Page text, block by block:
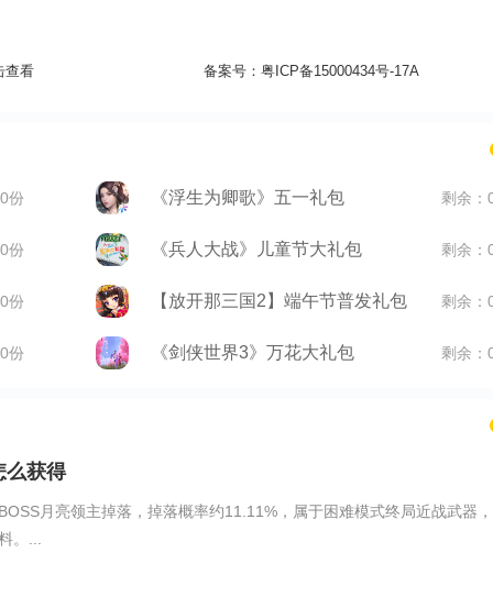
查看 备案号： 粤ICP备15000434号-17A
份 《浮生为卿歌》五一礼包 剩余：
份 《兵人大战》儿童节大礼包 剩余：
份 【放开那三国2】端午节普发礼包 剩余：
份 《剑侠世界3》万花大礼包 剩余：
么获得
月亮领主掉落，掉落概率约11.11%，属于困难模式终局近战武器，
。...